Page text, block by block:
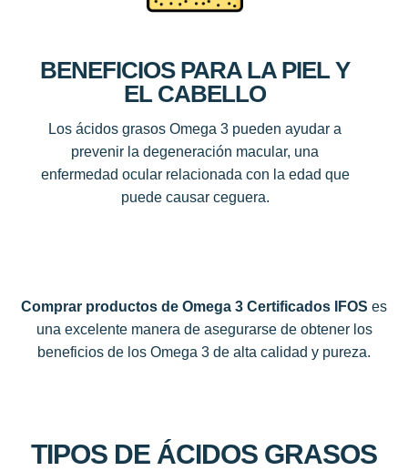
BENEFICIOS PARA LA PIEL Y
EL CABELLO
Los ácidos grasos Omega 3 pueden ayudar a
prevenir la degeneración macular, una
enfermedad ocular relacionada con la edad que
puede causar ceguera.
Comprar productos de Omega 3 Certificados IFOS es
una excelente manera de asegurarse de obtener los
beneficios de los Omega 3 de alta calidad y pureza.
TIPOS DE ÁCIDOS GRASOS